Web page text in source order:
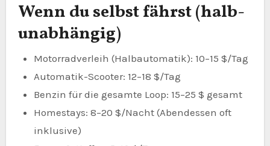
Wenn du selbst fährst (halb-
unabhängig)
Motorradverleih (Halbautomatik): 10–15 $/Tag
Automatik-Scooter: 12–18 $/Tag
Benzin für die gesamte Loop: 15–25 $ gesamt
Homestays: 8–20 $/Nacht (Abendessen oft
inklusive)